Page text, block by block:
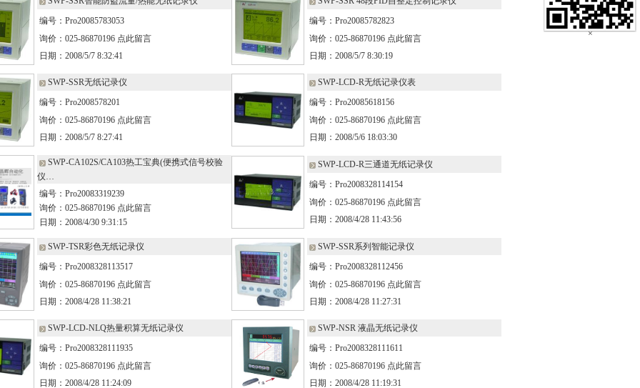
编号：Pro20085783053
询价：025-86870196 点此留言
日期：2008/5/7 8:32:41
编号：Pro20085782823
询价：025-86870196 点此留言
日期：2008/5/7 8:30:19
SWP-SSR无纸记录仪
编号：Pro2008578201
询价：025-86870196 点此留言
日期：2008/5/7 8:27:41
SWP-LCD-R无纸记录仪表
编号：Pro20085618156
询价：025-86870196 点此留言
日期：2008/5/6 18:03:30
SWP-CA102S/CA103热工宝典(便携式信号校验
仪…
编号：Pro20083319239
询价：025-86870196 点此留言
日期：2008/4/30 9:31:15
SWP-LCD-R三通道无纸记录仪
编号：Pro2008328114154
询价：025-86870196 点此留言
日期：2008/4/28 11:43:56
SWP-TSR彩色无纸记录仪
编号：Pro2008328113517
询价：025-86870196 点此留言
日期：2008/4/28 11:38:21
SWP-SSR系列智能记录仪
编号：Pro2008328112456
询价：025-86870196 点此留言
日期：2008/4/28 11:27:31
SWP-LCD-NLQ热量积算无纸记录仪
编号：Pro2008328111935
询价：025-86870196 点此留言
日期：2008/4/28 11:24:09
SWP-NSR 液晶无纸记录仪
编号：Pro2008328111611
询价：025-86870196 点此留言
日期：2008/4/28 11:19:31
×